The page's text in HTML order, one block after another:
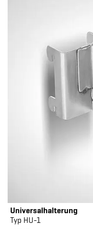
Universalhalterung
Typ HU-1